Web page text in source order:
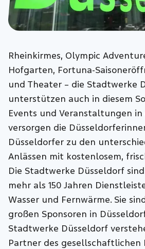
Rheinkirmes, Olympic
Hofgarten, Fortuna-
und Theater – die Stadtwerke
unterstützen auch in diesem
Events und Veranstaltungen
versorgen die
Düsseldorfer zu den
Anlässen mit kostenlosem,
Die Stadtwerke Düsseldorf
mehr als 150 Jahren
Wasser und Fernwärme. Sie
großen Sponsoren in
Stadtwerke Düsseldorf
Partner des gesellschaftlichen